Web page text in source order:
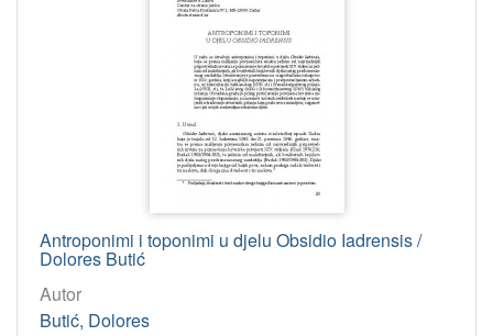
Antroponimi i toponimi u djelu Obsidio Iadrensis /
Dolores Butić
Autor
Butić, Dolores